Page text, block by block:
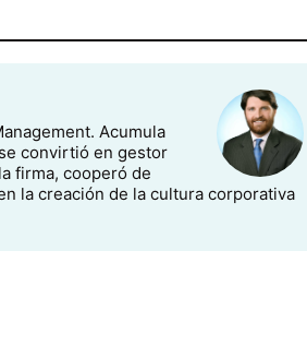
Acumula
convirtió en gestor
firma, cooperó de
la creación de la cultura corporativa